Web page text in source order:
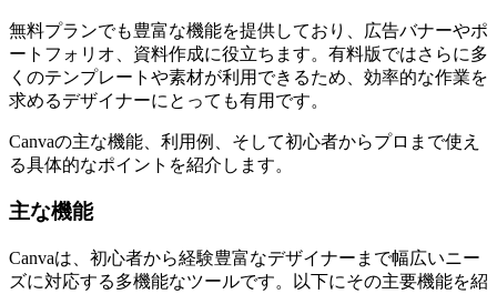
無料プランでも豊富な機能を提供しており、広告バナーやポ
ートフォリオ、資料作成に役立ちます。有料版ではさらに多
くのテンプレートや素材が利用できるため、効率的な作業を
求めるデザイナーにとっても有用です。
Canvaの主な機能、利用例、そして初心者からプロまで使え
る具体的なポイントを紹介します。
主な機能
Canvaは、初心者から経験豊富なデザイナーまで幅広いニー
ズに対応する多機能なツールです。以下にその主要機能を紹